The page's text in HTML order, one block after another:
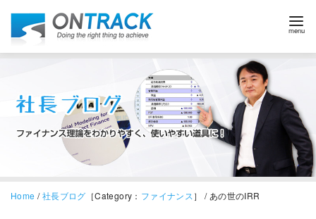
Home /社長ブログ ［Category： ファイナンス ］ / あの世のIRR